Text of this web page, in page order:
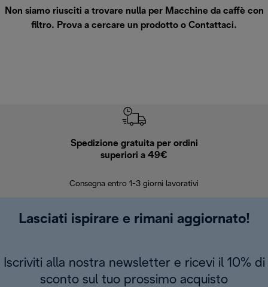
Non siamo riusciti a trovare nulla per Macchine da caffè con
filtro. Prova a cercare un prodotto o Contattaci.
Spedizione gratuita per ordini
superiori a 49€
Consegna entro 1-3 giorni lavorativi
Lasciati ispirare e rimani aggiornato!
Iscriviti alla nostra newsletter e ricevi il 10% di
sconto sul tuo prossimo acquisto